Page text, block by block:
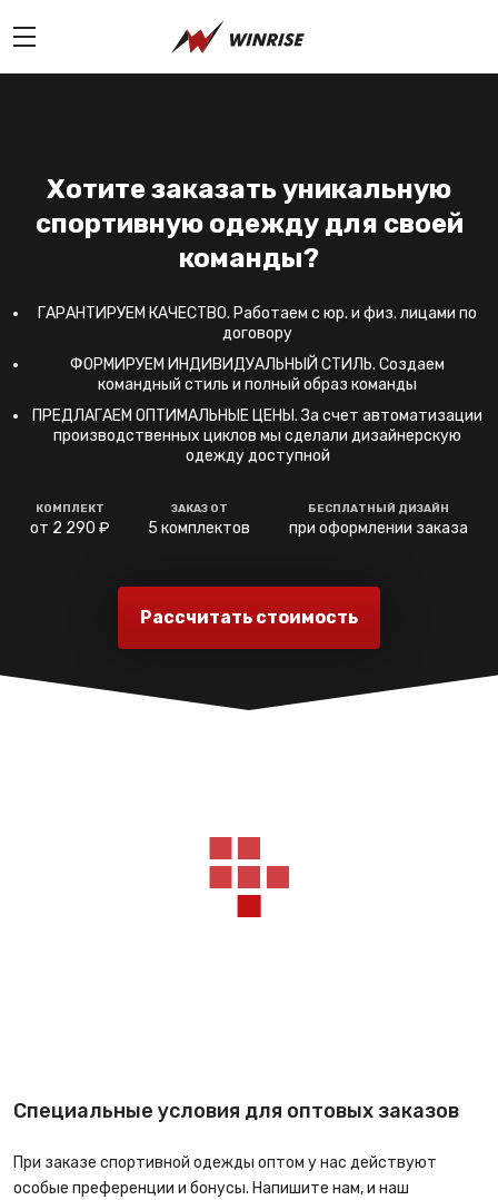
Хотите заказать уникальную
спортивную одежду для своей
команды?
ГАРАНТИРУЕМ КАЧЕСТВО. Работаем с юр. и физ. лицами по
договору
ФОРМИРУЕМ ИНДИВИДУАЛЬНЫЙ СТИЛЬ. Создаем
командный стиль и полный образ команды
ПРЕДЛАГАЕМ ОПТИМАЛЬНЫЕ ЦЕНЫ. За счет автоматизации
производственных циклов мы сделали дизайнерскую
одежду доступной
КОМПЛЕКТ
от 2 290 ₽
ЗАКАЗ ОТ
5 комплектов
БЕСПЛАТНЫЙ ДИЗАЙН
при оформлении заказа
Рассчитать стоимость
Специальные условия для оптовых заказов
При заказе спортивной одежды оптом у нас действуют
особые преференции и бонусы. Напишите нам, и наш